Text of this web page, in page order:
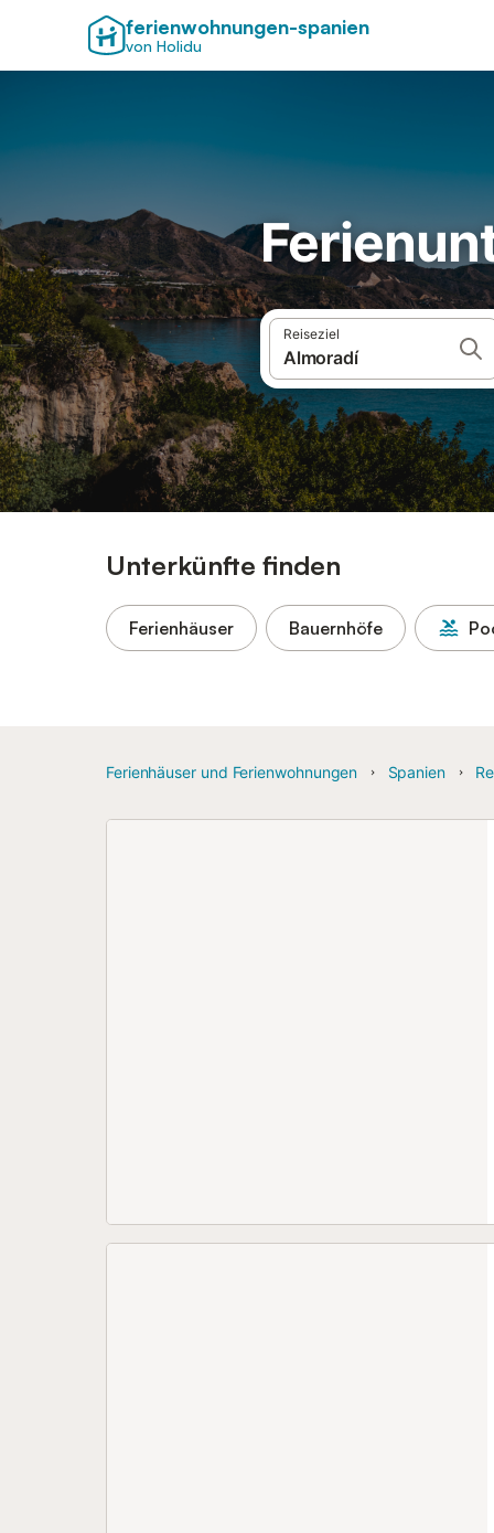
ferienwohnungen-spanien
von Holidu
Reiseziel
Unterkünfte finden
Ferienhäuser Bauernhöfe
Ferienhäuser und Ferienwohnungen Spanien